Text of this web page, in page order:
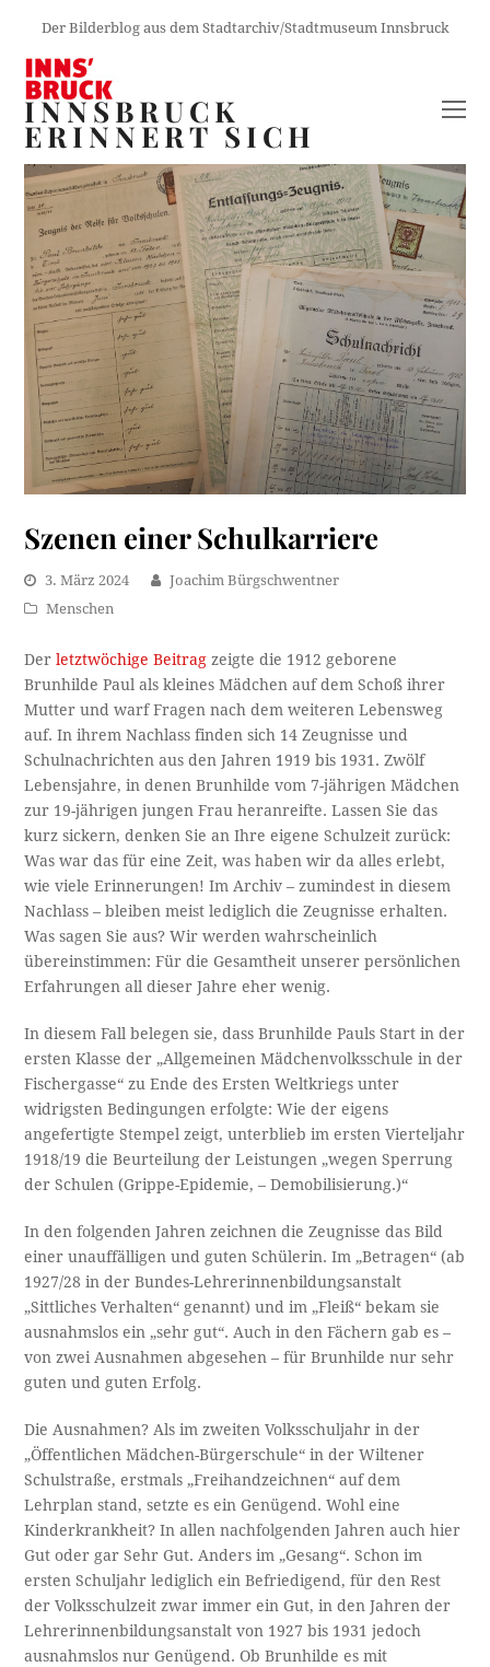
Der Bilderblog aus dem Stadtarchiv/Stadtmuseum Innsbruck
INNSBRUCK
ERINNERT SICH
Szenen einer Schulkarriere
3. März 2024
Joachim Bürgschwentner
Menschen
Derletztwöchige Beitrag zeigte die 1912 geborene
Brunhilde Paul als kleines Mädchen auf dem Schoß ihrer
Mutter und warf Fragen nach dem weiteren Lebensweg
auf. In ihrem Nachlass finden sich 14 Zeugnisse und
Schulnachrichten aus den Jahren 1919 bis 1931. Zwölf
Lebensjahre, in denen Brunhilde vom 7-jährigen Mädchen
zur 19-jährigen jungen Frau heranreifte. Lassen Sie das
kurz sickern, denken Sie an Ihre eigene Schulzeit zurück:
Was war das für eine Zeit, was haben wir da alles erlebt,
wie viele Erinnerungen! Im Archiv – zumindest in diesem
Nachlass – bleiben meist lediglich die Zeugnisse erhalten.
Was sagen Sie aus? Wir werden wahrscheinlich
übereinstimmen: Für die Gesamtheit unserer persönlichen
Erfahrungen all dieser Jahre eher wenig.
In diesem Fall belegen sie, dass Brunhilde Pauls Start in der
ersten Klasse der „Allgemeinen Mädchenvolksschule in der
Fischergasse“ zu Ende des Ersten Weltkriegs unter
widrigsten Bedingungen erfolgte: Wie der eigens
angefertigte Stempel zeigt, unterblieb im ersten Vierteljahr
1918/19 die Beurteilung der Leistungen „wegen Sperrung
der Schulen (Grippe-Epidemie, – Demobilisierung.)“
In den folgenden Jahren zeichnen die Zeugnisse das Bild
einer unauffälligen und guten Schülerin. Im „Betragen“ (ab
1927/28 in der Bundes-Lehrerinnenbildungsanstalt
„Sittliches Verhalten“ genannt) und im „Fleiß“ bekam sie
ausnahmslos ein „sehr gut“. Auch in den Fächern gab es –
von zwei Ausnahmen abgesehen – für Brunhilde nur sehr
guten und guten Erfolg.
Die Ausnahmen? Als im zweiten Volksschuljahr in der
„Öffentlichen Mädchen-Bürgerschule“ in der Wiltener
Schulstraße, erstmals „Freihandzeichnen“ auf dem
Lehrplan stand, setzte es ein Genügend. Wohl eine
Kinderkrankheit? In allen nachfolgenden Jahren auch hier
Gut oder gar Sehr Gut. Anders im „Gesang“. Schon im
ersten Schuljahr lediglich ein Befriedigend, für den Rest
der Volksschulzeit zwar immer ein Gut, in den Jahren der
Lehrerinnenbildungsanstalt von 1927 bis 1931 jedoch
ausnahmslos nur Genügend. Ob Brunhilde es mit